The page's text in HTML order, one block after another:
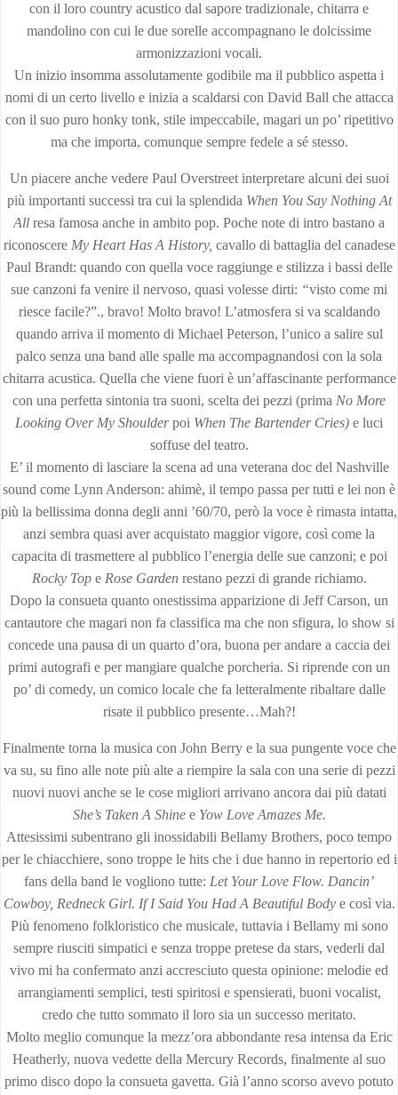
con il loro country acustico dal sapore tradizionale, chitarra e
mandolino con cui le due sorelle accompagnano le dolcissime
armonizzazioni vocali.
Un inizio insomma assolutamente godibile ma il pubblico aspetta i
nomi di un certo livello e inizia a scaldarsi con David Ball che attacca
con il suo puro honky tonk, stile impeccabile, magari un po’ ripetitivo
ma che importa, comunque sempre fedele a sé stesso.
Un piacere anche vedere Paul Overstreet interpretare alcuni dei suoi
più importanti successi tra cui la splendida When You Say Nothing At
All resa famosa anche in ambito pop. Poche note di intro bastano a
riconoscere My Heart Has A History, cavallo di battaglia del canadese
Paul Brandt: quando con quella voce raggiunge e stilizza i bassi delle
sue canzoni fa venire il nervoso, quasi volesse dirti: “visto come mi
riesce facile?”., bravo! Molto bravo! L’atmosfera si va scaldando
quando arriva il momento di Michael Peterson, l’unico a salire sul
palco senza una band alle spalle ma accompagnandosi con la sola
chitarra acustica. Quella che viene fuori è un’affascinante perfor­mance
con una perfetta sintonia tra suoni, scelta dei pezzi (prima No More
Looking Over My Shoulderpoi When The Bartender Cries) e luci
soffuse del teatro.
E’ il momento di lasciare la scena ad una veterana doc del Nashville
sound come Lynn Anderson: ahimè, il tempo passa per tutti e lei non è
più la bellissima donna degli anni ’60/70, però la voce è rimasta intatta,
anzi sembra quasi aver acquistato maggior vigore, così come la
capacita di trasmettere al pubblico l’energia delle sue canzoni; e poi
Rocky Top e Rose Garden restano pezzi di grande richiamo.
Dopo la consueta quanto onestissima apparizione di Jeff Carson, un
cantautore che magari non fa classifica ma che non sfigura, lo show si
concede una pausa di un quarto d’ora, buona per andare a caccia dei
primi autografi e per mangiare qualche porcheria. Si riprende con un
po’ di comedy, un comico locale che fa letteralmente ribaltare dalle
risate il pubblico presente…Mah?!
Finalmente torna la musica con John Berry e la sua pungente voce che
va su, su fino alle note più alte a riempire la sala con una serie di pezzi
nuovi nuovi anche se le cose migliori arrivano ancora dai più datati
She’s Taken A Shine e Yow Love Amazes Me.
Attesissimi subentrano gli inossidabili Bellamy Brothers, poco tempo
per le chiacchiere, sono troppe le hits che i due hanno in repertorio ed i
fans della band le vogliono tutte: Let Your Love Flow. Dancin’
Cowboy, Redneck Girl. If I Said You Had A Beautiful Body e così via.
Più fenomeno folkloristico che musicale, tuttavia i Bellamy mi sono
sempre riusciti simpatici e senza troppe pretese da stars, vederli dal
vivo mi ha confermato anzi accresciuto questa opinione: melodie ed
arrangiamenti semplici, testi spiritosi e spensierati, buoni vocalist,
credo che tutto sommato il loro sia un successo meritato.
Molto meglio comunque la mezz’ora abbondante resa intensa da Eric
Heatherly, nuova vedette della Mercury Records, finalmente al suo
primo disco dopo la consueta gavetta. Già l’anno scorso avevo potuto